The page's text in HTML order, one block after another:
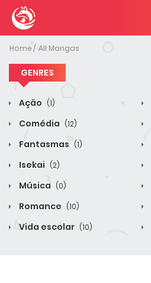
Home All Mangas
GENRES
Ação (1)
Comédia (12)
Fantasmas (1)
Isekai (2)
Música (0)
Romance (10)
Vida escolar (10)